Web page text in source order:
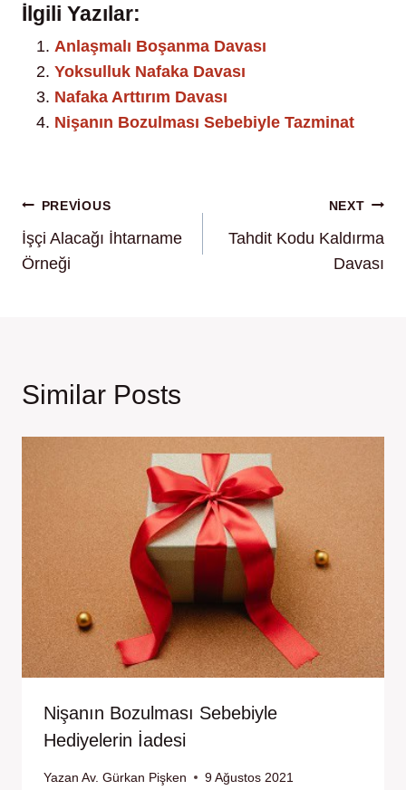
İlgili Yazılar:
Anlaşmalı Boşanma Davası
Yoksulluk Nafaka Davası
Nafaka Arttırım Davası
Nişanın Bozulması Sebebiyle Tazminat
Yazı
gezinmesi
PREVIOUS
İşçi Alacağı İhtarname
Örneği
NEXT
Tahdit Kodu Kaldırma
Davası
Similar Posts
Nişanın Bozulması Sebebiyle
Hediyelerin İadesi
Yazan Av. Gürkan Pişken 9 Ağustos 2021